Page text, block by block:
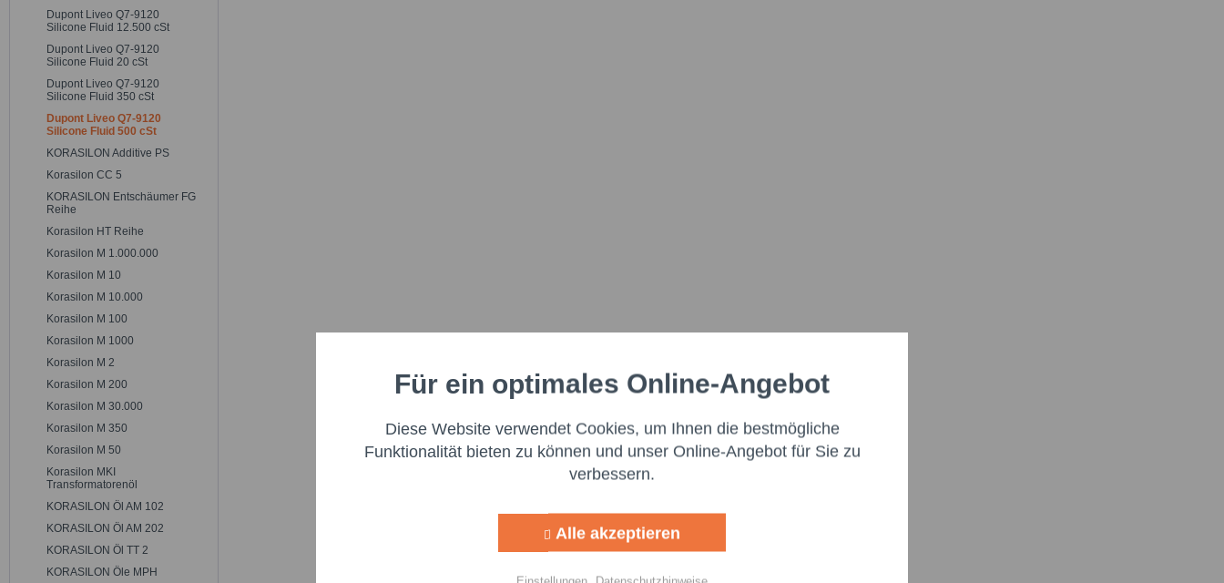
Dupont Liveo Q7-9120
Silicone Fluid 12.500 cSt
Dupont Liveo Q7-9120
Silicone Fluid 20 cSt
Dupont Liveo Q7-9120
Silicone Fluid 350 cSt
Dupont Liveo Q7-9120
Silicone Fluid 500 cSt
KORASILON Additive PS
Korasilon CC 5
KORASILON Entschäumer FG
Reihe
Korasilon HT Reihe
Korasilon M 1.000.000
Korasilon M 10
Korasilon M 10.000
Korasilon M 100
Korasilon M 1000
Korasilon M 2
Korasilon M 200
Korasilon M 30.000
Korasilon M 350
Korasilon M 50
Korasilon MKI
Transformatorenöl
KORASILON Öl AM 102
KORASILON Öl AM 202
KORASILON Öl TT 2
KORASILON Öle MPH
Funktionale Aktiv
Marketing Aktiv
Für ein optimales Online-Angebot
Diese Website verwendet Cookies, um Ihnen die bestmögliche
Funktionalität bieten zu können und unser Online-Angebot für Sie zu
verbessern.
Alle akzeptieren